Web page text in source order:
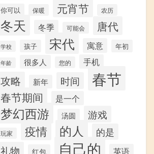
你可以 保暖 元宵节 农历
冬天 冬季 可能会 唐代
学校 孩子 宋代 寓意 年初
年龄 很多人 您的 手机
攻略 新年 时间 春节
春节期间 是一个
梦幻西游 汤圆 游戏
玩家 疫情 的人 的是
礼物 红包 自己的 英语